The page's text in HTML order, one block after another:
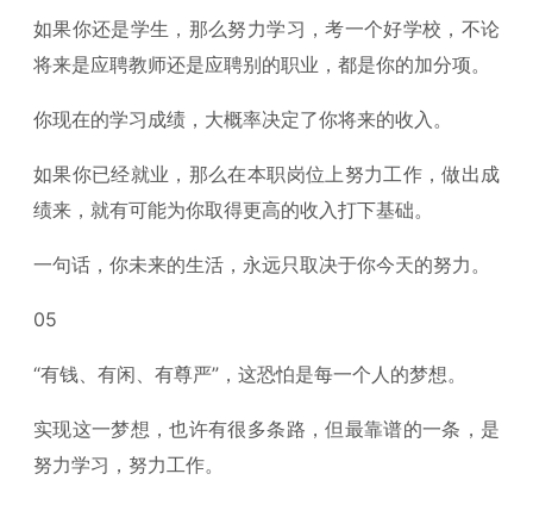
如果你还是学生，那么努力学习，考一个好学校，不论
将来是应聘教师还是应聘别的职业，都是你的加分项。
你现在的学习成绩，大概率决定了你将来的收入。
如果你已经就业，那么在本职岗位上努力工作，做出成
绩来，就有可能为你取得更高的收入打下基础。
一句话，你未来的生活，永远只取决于你今天的努力。
05
“有钱、有闲、有尊严”，这恐怕是每一个人的梦想。
实现这一梦想，也许有很多条路，但最靠谱的一条，是
努力学习，努力工作。